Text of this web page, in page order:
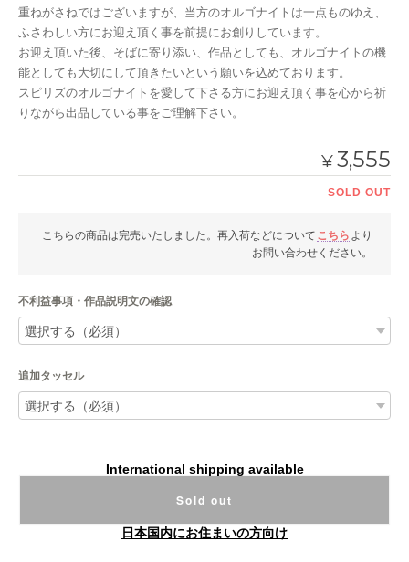
重ねがさねではございますが、当方のオルゴナイトは一点ものゆえ、
ふさわしい方にお迎え頂く事を前提にお創りしています。
お迎え頂いた後、そばに寄り添い、作品としても、オルゴナイトの機
能としても大切にして頂きたいという願いを込めております。
スピリズのオルゴナイトを愛して下さる方にお迎え頂く事を心から祈
りながら出品している事をご理解下さい。
¥3,555
SOLD OUT
こちらの商品は完売いたしました。再入荷などについて こちら より
お問い合わせください。
不利益事項・作品説明文の確認
追加タッセル
International shipping available
Sold out
日本国内にお住まいの方向け